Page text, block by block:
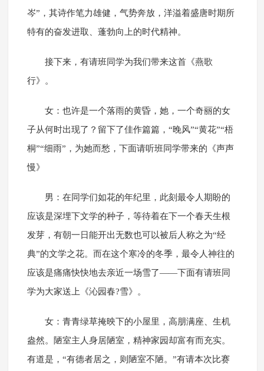
岑”，其诗作笔力雄健，气势奔放，洋溢着盛唐时期所
特有的奋发进取、蓬勃向上的时代精神。
接下来，有请班同学为我们带来这首《燕歌
行》。
女：也许是一个落雨的黄昏，她，一个奇丽的女
子从何时出现了？留下了佳作篇篇，“晚风”“黄花”“梧
桐”“细雨”，为她而愁，下面请听班同学带来的《声声
慢》
男：在同学们如花的年纪里，此刻最令人期盼的
应该是深埋下文学的种子，等待着在下一个春天生根
发芽，有朝一日能开出无数也可以被后人称之为“经
典”的文学之花。而在这个寒冷的冬季，最令人神往的
应该是痛痛快快地去亲近一场雪了——下面有请班同
学为大家送上《沁园春?雪》。
女：青青绿草掩映下的小屋里，高朋满座、生机
盎然。陋室主人身居陋室，精神家园却富有而充实。
有道是，“有德者居之，则陋室不陋。”有请本次比赛